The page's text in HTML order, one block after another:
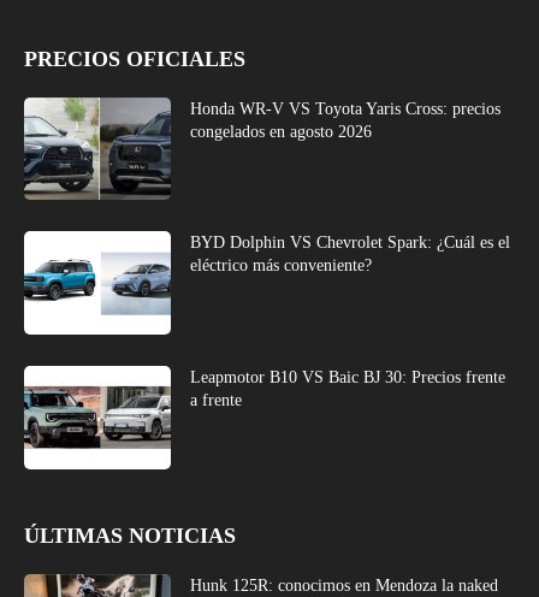
PRECIOS OFICIALES
Honda WR-V VS Toyota Yaris Cross: precios
congelados en agosto 2026
BYD Dolphin VS Chevrolet Spark: ¿Cuál es el
eléctrico más conveniente?
Leapmotor B10 VS Baic BJ 30: Precios frente
a frente
ÚLTIMAS NOTICIAS
Hunk 125R: conocimos en Mendoza la naked